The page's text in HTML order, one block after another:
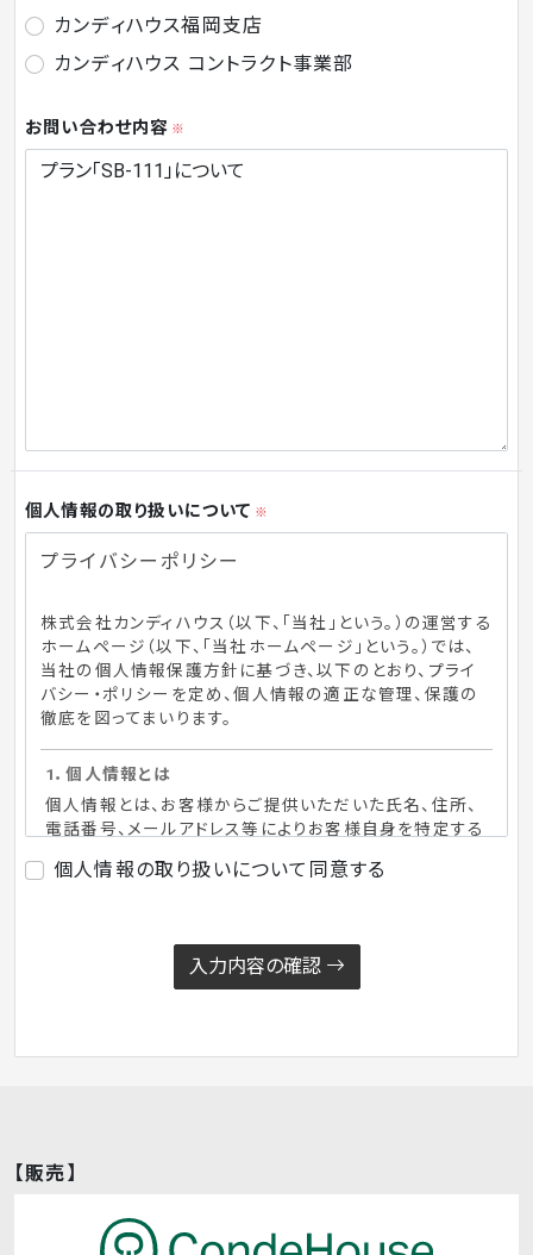
カンディハウス福岡支店
カンディハウス コントラクト事業部
お問い合わせ内容 ※
個人情報の取り扱いについて ※
プライバシーポリシー
株式会社カンディハウス（以下、「当社」という。）の運営する
ホームページ（以下、「当社ホームページ」という。）では、
当社の個人情報保護方針に基づき、以下のとおり、プライ
バシー・ポリシーを定め、個人情報の適正な管理、保護の
徹底を図ってまいります。
1．個人情報とは
個人情報とは、お客様からご提供いただいた氏名、住所、
電話番号、メールアドレス等によりお客様自身を特定する
を適切に提供するために必要な範囲で、お客様の個人情
報を取得させていただくことがあります。取得にあたって
いただけない場合には、一部商品・サービス等を適切に
3．個人情報の利用目的について
人情報を、以下の目的により、利用させていただきます。以
下の利用目的の範囲を超えた取り扱いはいたしません。
個人情報の取り扱いについて同意する
入力内容の確認
【販売】